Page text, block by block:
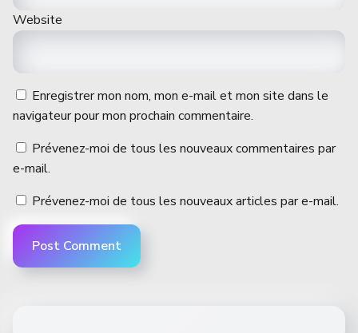
Website
Enregistrer mon nom, mon e-mail et mon site dans le
navigateur pour mon prochain commentaire.
Prévenez-moi de tous les nouveaux commentaires par
e-mail.
Prévenez-moi de tous les nouveaux articles par e-mail.